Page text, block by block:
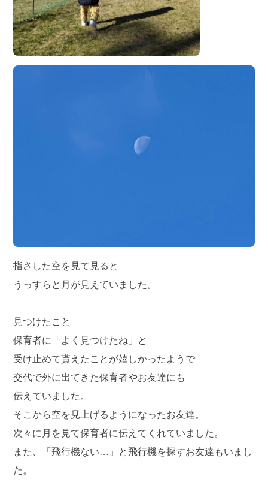
指さした空を見て見ると
うっすらと月が見えていました。
見つけたこと
保育者に「よく見つけたね」と
受け止めて貰えたことが嬉しかったようで
交代で外に出てきた保育者やお友達にも
伝えていました。
そこから空を見上げるようになったお友達。
次々に月を見て保育者に伝えてくれていました。
また、「飛行機ない…」と飛行機を探すお友達もいまし
た。